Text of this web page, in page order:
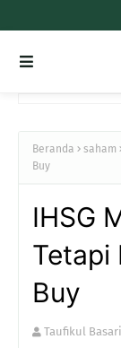
Beranda saham
Buy
IHSG
Tetapi
Buy
Taufikul